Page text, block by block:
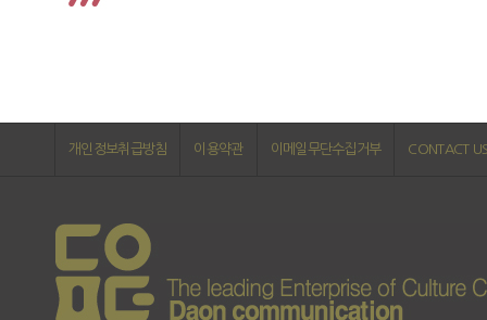
개인정보취급방침 이용약관 이메일무단수집거부 CONTACT